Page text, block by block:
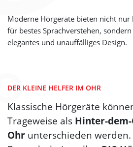
Moderne Hörgeräte bieten nicht nur
für bestes Sprachverstehen,
elegantes und unauffälliges Design.
DER KLEINE HELFER IM OHR
Klassische Hörgeräte
Trageweise als Hinter-
Ohr unterschieden